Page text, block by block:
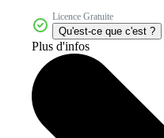
Licence Gratuite
Qu'est-ce que c'est ?
Plus d'infos